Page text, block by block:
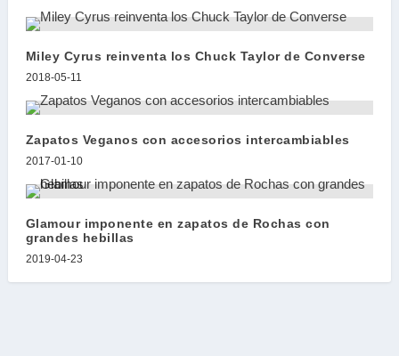
Miley Cyrus reinventa los Chuck Taylor de Converse
2018-05-11
Zapatos Veganos con accesorios intercambiables
2017-01-10
Glamour imponente en zapatos de Rochas con
grandes hebillas
2019-04-23